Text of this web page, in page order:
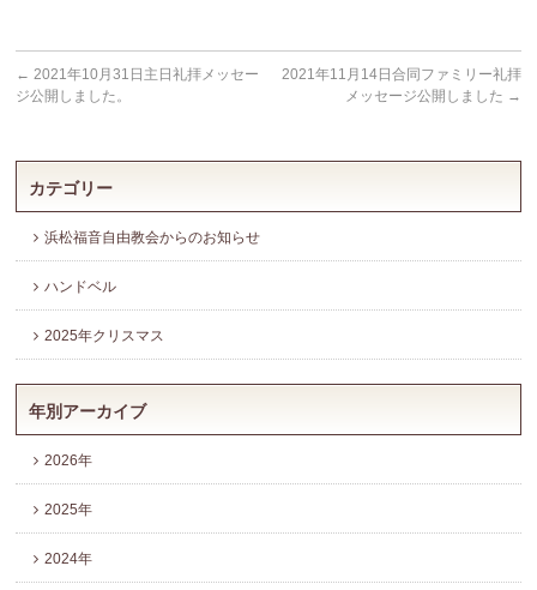
← 2021年10月31日主日礼拝メッセー
ジ公開しました。
2021年11月14日合同ファミリー礼拝
メッセージ公開しました →
カテゴリー
浜松福音自由教会からのお知らせ
ハンドベル
2025年クリスマス
年別アーカイブ
2026年
2025年
2024年